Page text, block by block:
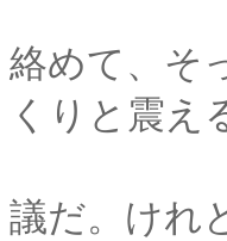
君の髪
絡めて、そ
くりと震え
髪に神
議だ。けれ